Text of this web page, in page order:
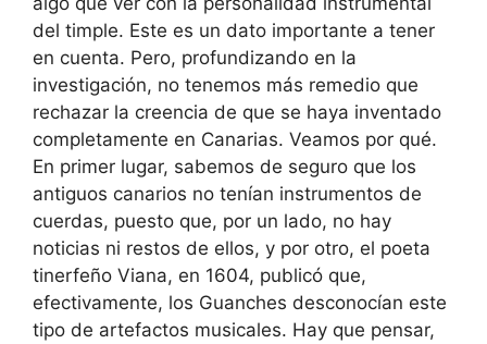
del timple. Este es un dato importante a tener
en cuenta. Pero, profundizando en la
investigación, no tenemos más remedio que
rechazar la creencia de que se haya inventado
completamente en Canarias. Veamos por qué.
En primer lugar, sabemos de seguro que los
antiguos canarios no tenían instrumentos de
cuerdas, puesto que, por un lado, no hay
noticias ni restos de ellos, y por otro, el poeta
tinerfeño Viana, en 1604, publicó que,
efectivamente, los Guanches desconocían este
tipo de artefactos musicales. Hay que pensar,